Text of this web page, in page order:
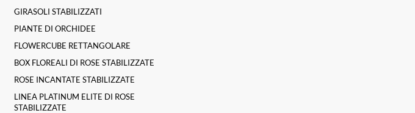
GIRASOLI STABILIZZATI
PIANTE DI ORCHIDEE
FLOWERCUBE RETTANGOLARE
BOX FLOREALI DI ROSE STABILIZZATE
ROSE INCANTATE STABILIZZATE
LINEA PLATINUM ELITE DI ROSE
STABILIZZATE